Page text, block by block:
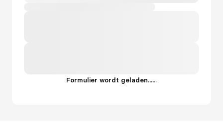
Formulier wordt geladen......